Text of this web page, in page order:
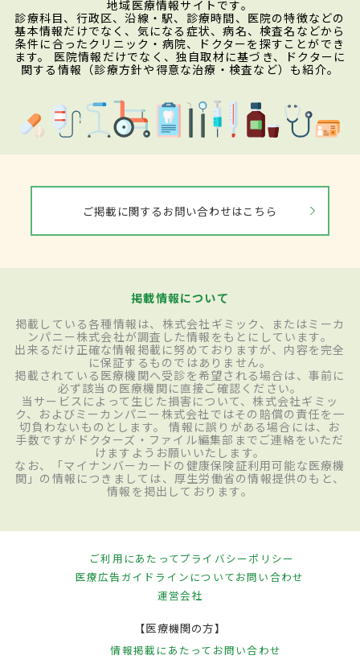
地域医療情報サイトです。
診療科目、行政区、沿線・駅、診療時間、医院の特徴などの
基本情報だけでなく、気になる症状、病名、検査名などから
条件に合ったクリニック・病院、ドクターを探すことができ
ます。 医院情報だけでなく、独自取材に基づき、ドクターに
関する情報（診療方針や得意な治療・検査など）も紹介。
ご掲載に関するお問い合わせはこちら
掲載情報について
掲載している各種情報は、株式会社ギミック、またはミーカ
ンパニー株式会社が調査した情報をもとにしています。
出来るだけ正確な情報掲載に努めておりますが、内容を完全
に保証するものではありません。
掲載されている医療機関へ受診を希望される場合は、事前に
必ず該当の医療機関に直接ご確認ください。
当サービスによって生じた損害について、株式会社ギミッ
ク、およびミーカンパニー株式会社ではその賠償の責任を一
切負わないものとします。 情報に誤りがある場合には、お
手数ですがドクターズ・ファイル編集部までご連絡をいただ
けますようお願いいたします。
なお、「マイナンバーカードの健康保険証利用可能な医療機
関」の情報につきましては、厚生労働省の情報提供のもと、
情報を掲出しております。
ご利用にあたってプライバシーポリシー
医療広告ガイドラインについてお問い合わせ
運営会社
【医療機関の方】
情報掲載にあたって お問い合わせ